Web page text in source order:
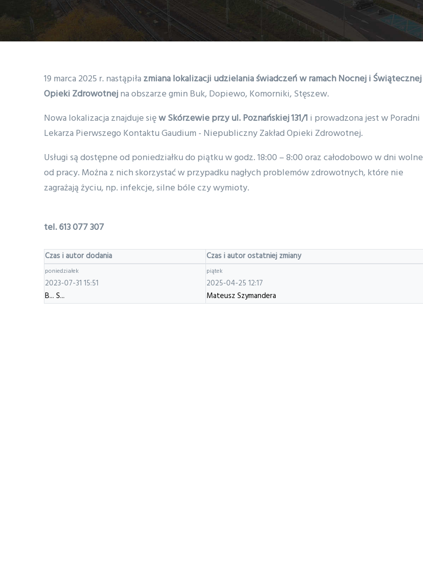
19 marca 2025 r. nastąpiła zmiana lokalizacji udzielania świadczeń w ramach Nocnej i Świątecznej
Opieki Zdrowotnejna obszarze gmin Buk, Dopiewo, Komorniki, Stęszew.
Nowa lokalizacja znajduje sięw Skórzewie przy ul. Poznańskiej 131/1 i prowadzona jest w Poradni
Lekarza Pierwszego Kontaktu Gaudium - Niepubliczny Zakład Opieki Zdrowotnej.
Usługi są dostępne od poniedziałku do piątku w godz. 18:00 – 8:00 oraz całodobowo w dni wolne
od pracy. Można z nich skorzystać w przypadku nagłych problemów zdrowotnych, które nie
zagrażają życiu, np. infekcje, silne bóle czy wymioty.
tel. 613 077 307
Czas i autor dodania Czas i autor ostatniej zmiany
poniedziałek
2023-07-31 15:51
B... S...
piątek
2025-04-25 12:17
Mateusz Szymandera